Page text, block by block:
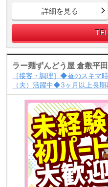
詳細を見る
ラー麺ずんどう屋 倉敷平
［接客・調理］◆昼のスキ
（夫）活躍中◆3ヶ月以上長期